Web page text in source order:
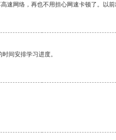
网络，再也不用担心网速卡顿了。以
间安排学习进度。